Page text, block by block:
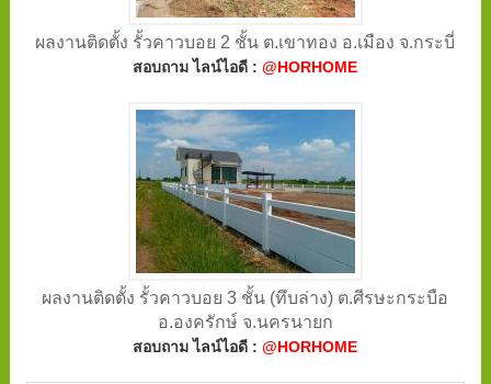
ผลงานติดตั้ง รั้วคาวบอย 2 ชั้น ต.เขาทอง อ.เมือง จ.กระบี่
สอบถาม ไลน์ไอดี :@HORHOME
ผลงานติดตั้ง รั้วคาวบอย 3 ชั้น (ทึบล่าง) ต.ศีรษะกระบือ
อ.องครักษ์ จ.นครนายก
สอบถาม ไลน์ไอดี :@HORHOME